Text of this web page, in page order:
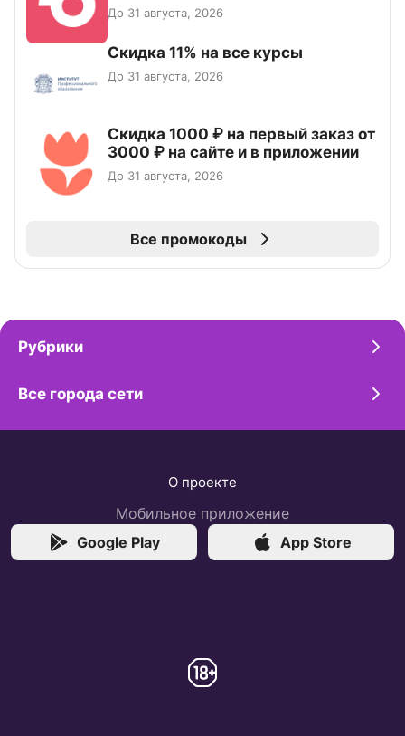
До 31 августа, 2026
Скидка 11% на все курсы
До 31 августа, 2026
Скидка 1000 ₽ на первый заказ от
3000 ₽ на сайте и в приложении
До 31 августа, 2026
Все промокоды
Рубрики
Все города сети
О проекте
Мобильное приложение
Google Play
App Store